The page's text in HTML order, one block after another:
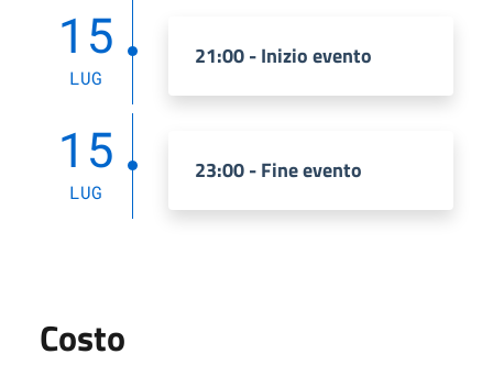
15
LUG
21:00 - Inizio evento
15
LUG
23:00 - Fine evento
Costo